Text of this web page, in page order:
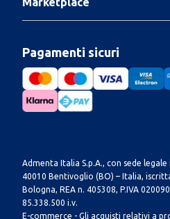
Pagamenti sicuri
Admenta Italia S.p.A., con sede
40010 Bentivoglio (BO) – Italia,
Bologna, REA n. 405308, P.IVA
85.338.500 i.v.
E-commerce - Gli acquisti relativi a